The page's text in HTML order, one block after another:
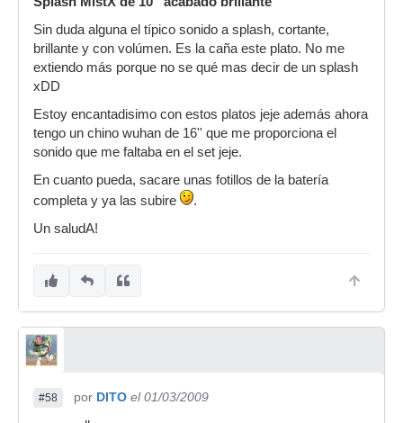
Un Saluda a todos, chumachos, espero que
vuestras impresiones sean igual de
satisfactorias.
Sin duda alguna el típico sonido a splash, cortante,
brillante y con volúmen. Es la caña este plato. No me
extiendo más porque no se qué mas decir de un splash
xDD
Estoy encantadisimo con estos platos jeje además ahora
tengo un chino wuhan de 16'' que me proporciona el
sonido que me faltaba en el set jeje.
En cuanto pueda, sacare unas fotillos de la batería
completa y ya las subire
.
Un saludA!
#58 por DITO el 01/03/2009